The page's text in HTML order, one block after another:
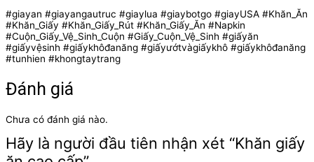
#giayan #giayangautruc #giaylua #giaybotgo #giayUSA #Khăn_Ăn
#Khăn_Giấy #Khăn_Giấy_Rút #Khăn_Giấy_Ăn #Napkin
#Cuộn_Giấy_Vệ_Sinh_Cuộn #Giấy_Cuộn_Vệ_Sinh #giấyăn
#giấyvệsinh #giấykhôđanăng #giấyướtvàgiấykhô #giấykhôđanăng
#tunhien #khongtaytrang
Đánh giá
Chưa có đánh giá nào.
Hãy là người đầu tiên nhận xét “Khăn giấy